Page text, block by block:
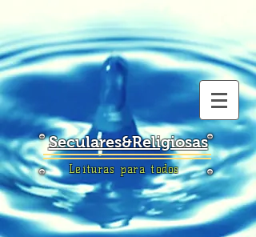
Seculares&Religiosas
Leituras para todos